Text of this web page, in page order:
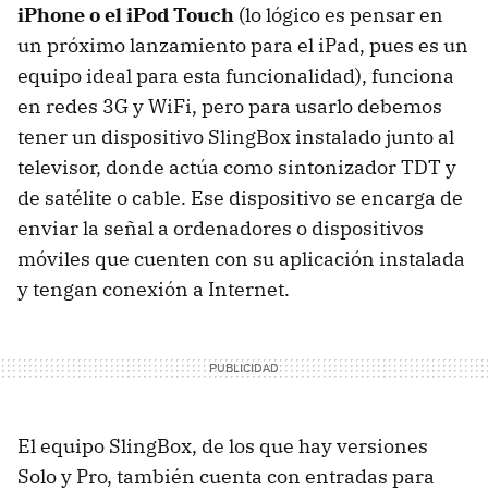
iPhone o el iPod Touch (lo lógico es pensar en
un próximo lanzamiento para el iPad, pues es un
equipo ideal para esta funcionalidad), funciona
en redes 3G y WiFi, pero para usarlo debemos
tener un dispositivo SlingBox instalado junto al
televisor, donde actúa como sintonizadorTDTy
de satélite o cable. Ese dispositivo se encarga de
enviar la señal a ordenadores o dispositivos
móviles que cuenten con su aplicación instalada
y tengan conexión a Internet.
El equipo SlingBox, de los que hay versiones
Solo y Pro, también cuenta con entradas para